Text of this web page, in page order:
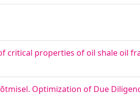
critical properties of oil shale oil
Optimization of Due